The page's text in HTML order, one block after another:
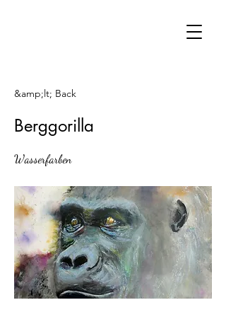
&amp;lt; Back
Berggorilla
Wasserfarben